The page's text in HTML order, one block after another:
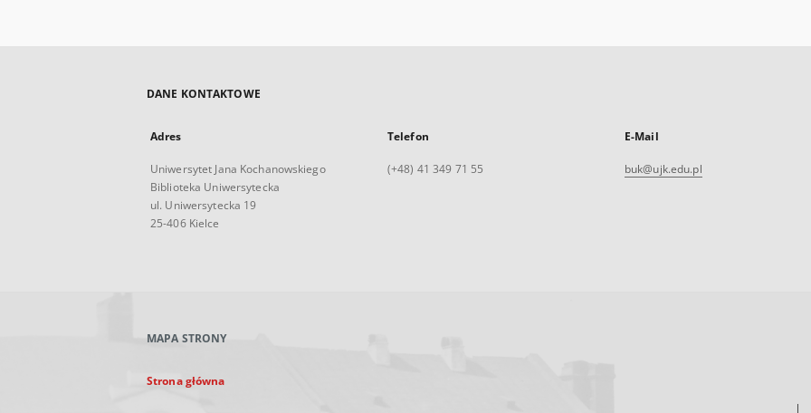
DANE KONTAKTOWE
Adres
Uniwersytet Jana Kochanowskiego
Biblioteka Uniwersytecka
ul. Uniwersytecka 19
25-406 Kielce
Telefon
(+48) 41 349 71 55
E-Mail
buk@ujk.edu.pl
MAPA STRONY
Strona główna